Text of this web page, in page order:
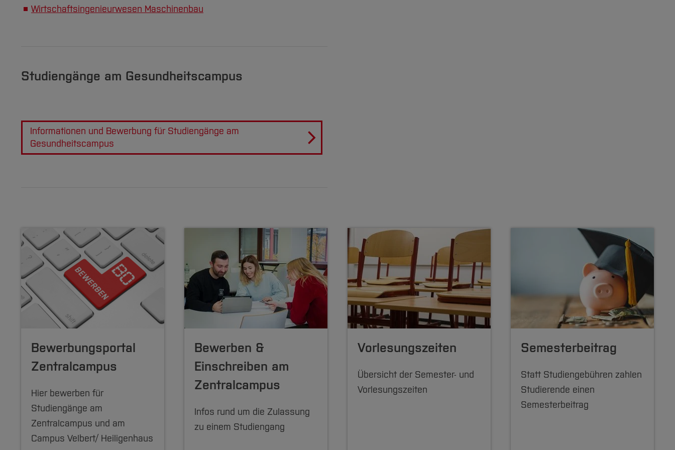
Wirtschaftsingenieurwesen Maschinenbau
Studiengänge am Gesundheitscampus
Informationen und Bewerbung für Studiengänge am
Gesundheitscampus
Bewerbungsportal
Zentralcampus
Hier bewerben für
Studiengänge am
Zentralcampus und am
Campus Velbert/ Heiligenhaus
Bewerben &
Einschreiben am
Zentralcampus
Infos rund um die Zulassung
zu einem Studiengang
Vorlesungszeiten
Übersicht der Semester- und
Vorlesungszeiten
Semesterbeitrag
Statt Studiengebühren zahlen
Studierende einen
Semesterbeitrag